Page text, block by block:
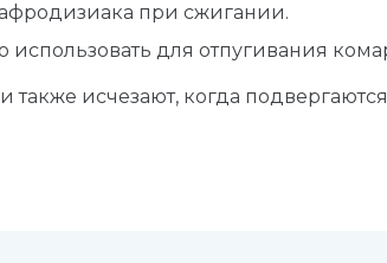
афродизиака при сжигании.
использовать для отпугивания
исчезают, когда